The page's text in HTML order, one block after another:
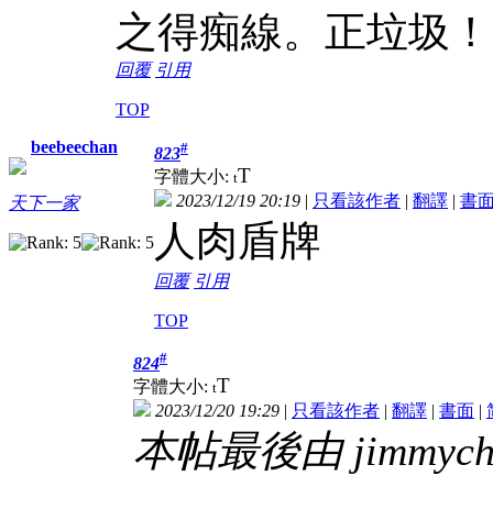
之得痴線。正垃圾！
回覆 引用
TOP
beebeechan
天下一家
823#
字體大小: tT
2023/12/19 20:19 | 只看該作者 | 翻譯 | 書
人肉盾牌
回覆 引用
TOP
824#
字體大小: tT
2023/12/20 19:29 | 只看該作者 | 翻譯 | 書面 |
本帖最後由